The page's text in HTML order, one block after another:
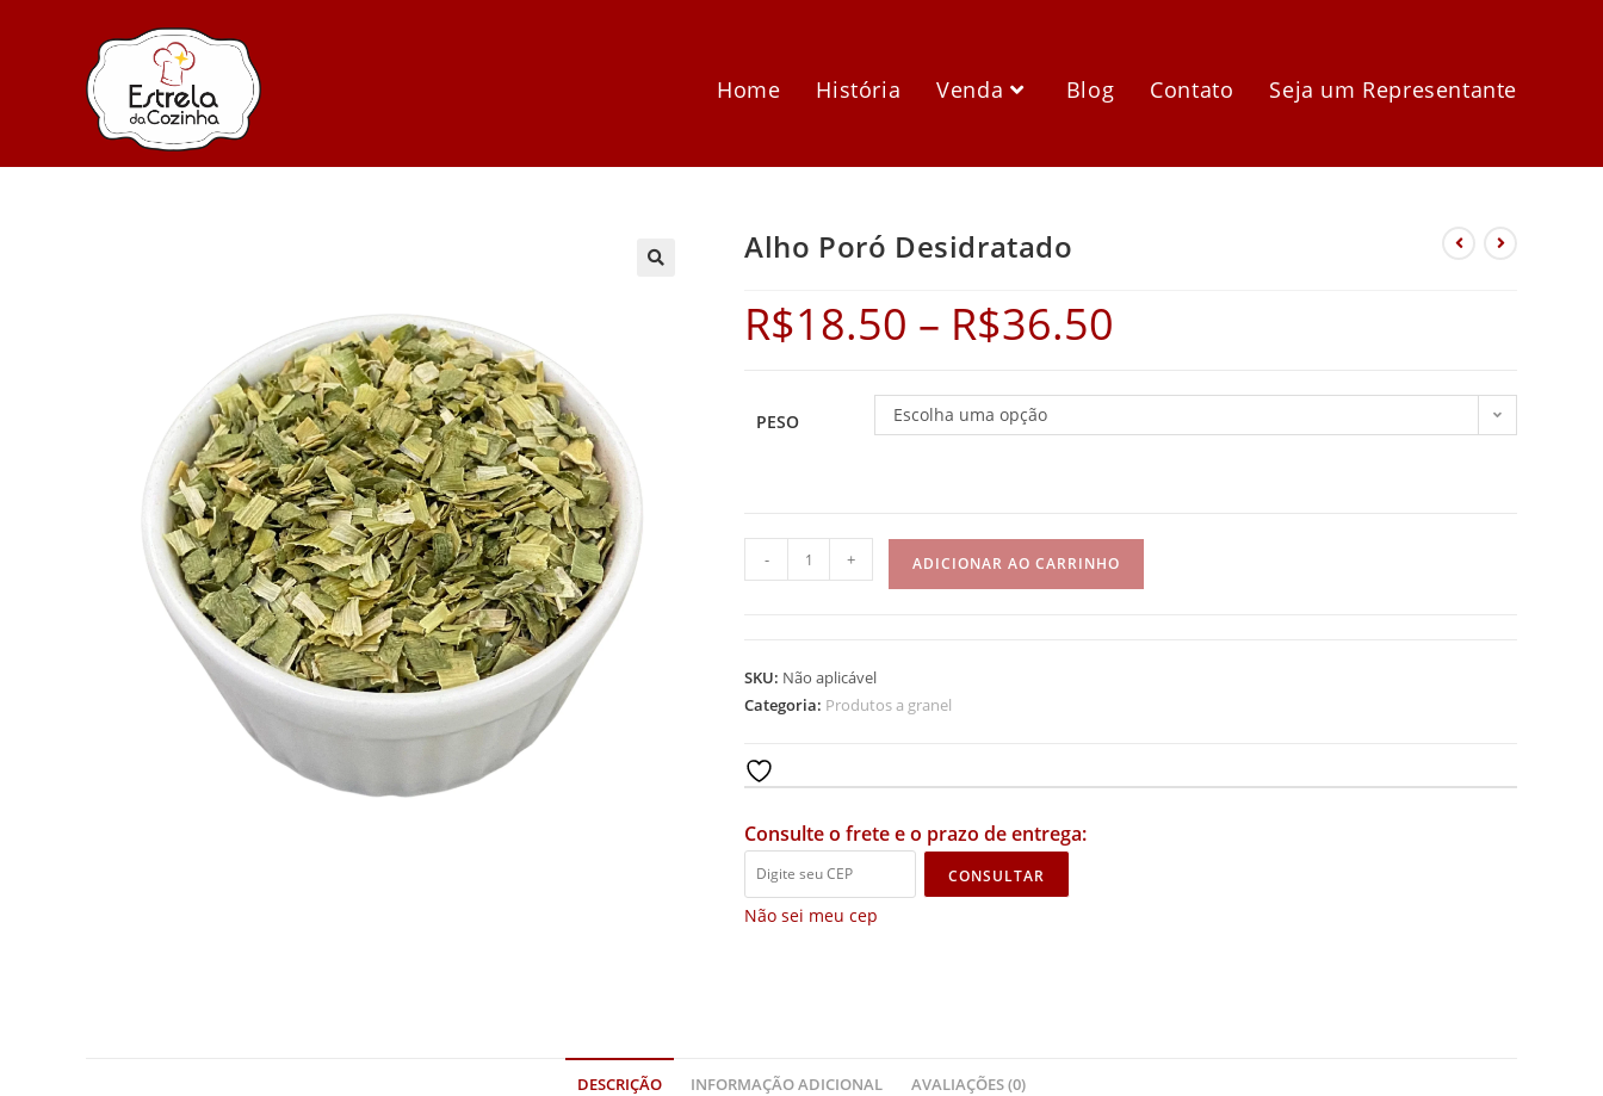
Home História Venda Blog Contato Seja um Representante
Alho Poró Desidratado
R$18.50 – R$36.50
PESO Escolha uma opção
- + ADICIONAR AO CARRINHO
SKU: Não aplicável
Categoria: Produtos a granel
Consulte o frete e o prazo de entrega:
CONSULTAR
Não sei meu cep
DESCRIÇÃO INFORMAÇÃO ADICIONAL AVALIAÇÕES (0)